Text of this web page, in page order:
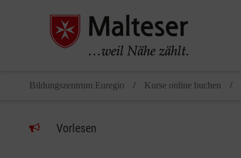
Bildungszentrum Euregio Kurse online buchen
Vorlesen